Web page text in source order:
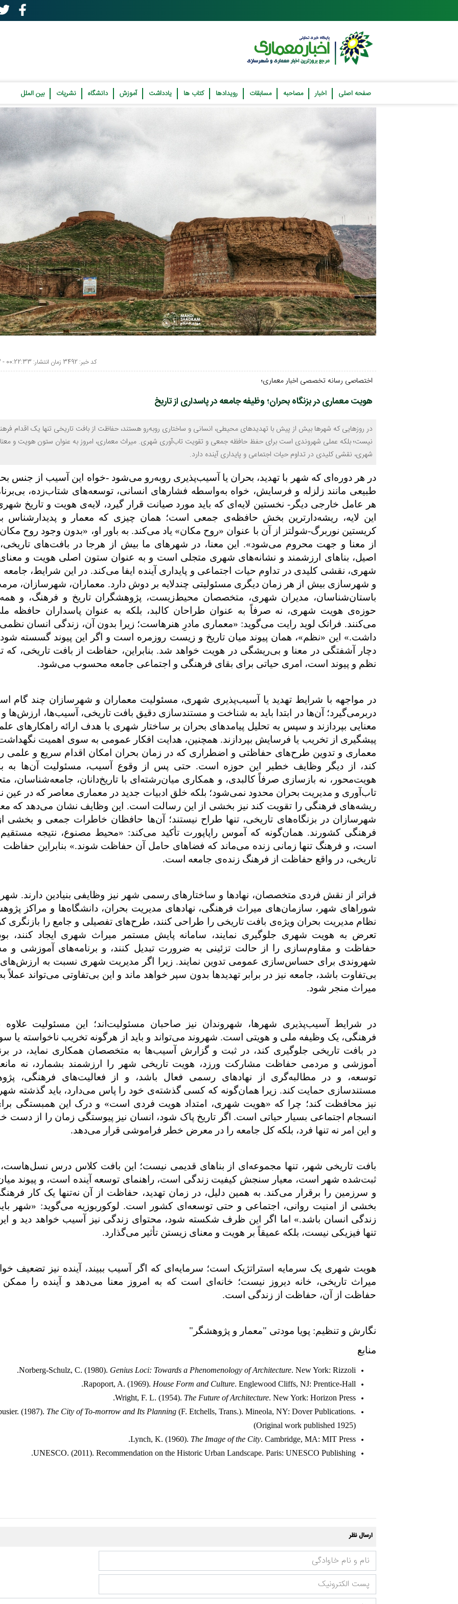
صفحه اصلی اخبار مصاحبه مسابقات رویدادها کتاب ها یادداشت آموزش دانشگاه نشریات بین الملل
کد خبر: 3492 زمان انتشار: 00:22:33 - 1405/01/23
اختصاصی رسانه تخصصی اخبار معماری؛
هویت معماری در بزنگاه بحران؛ وظیفه جامعه در پاسداری از تاریخ
در روزهایی که شهرها بیش از پیش با تهدیدهای محیطی، انسانی و ساختاری روبه‌رو هستند، حفاظت از بافت تاریخی تنها یک اقدام
نیست؛ بلکه عملی شهروندی است برای حفظ حافظه جمعی و تقویت تاب‌آوری شهری. میراث معماری، امروز به عنوان ستون هویت و
شهری، نقشی کلیدی در تداوم حیات اجتماعی و پایداری آینده دارد.
در هر دوره‌ای که شهر با تهدید، بحران یا آسیب‌پذیری روبه‌رو می‌شود -خواه این آسیب از جنس
طبیعی مانند زلزله و فرسایش، خواه به‌واسطه فشارهای انسانی، توسعه‌های شتاب‌زده،
هر عامل خارجی دیگر- نخستین لایه‌ای که باید مورد صیانت قرار گیرد، لایه‌ی هویت و تاریخ
این لایه، ریشه‌دارترین بخش حافظه‌ی جمعی است؛ همان چیزی که معمار و پدیدارشناس
کریستین نوربرگ-شولتز از آن با عنوان «روح مکان» یاد می‌کند. به باور او، «بدون وجود روح
از معنا و جهت محروم می‌شود». این معنا، در شهرهای ما بیش از هرجا در بافت‌های
اصیل، بناهای ارزشمند و نشانه‌های شهری متجلی است و به عنوان ستون اصلی هویت و
شهری، نقشی کلیدی در تداوم حیات اجتماعی و پایداری آینده ایفا می‌کند. در این شرایط،
و شهرسازی بیش از هر زمان دیگری مسئولیتی چندلایه بر دوش دارد. معماران، شهرسازان،
باستان‌شناسان، مدیران شهری، متخصصان محیط‌زیست، پژوهشگران تاریخ و فرهنگ، و همه
حوزه‌ی هویت شهری، نه صرفاً به عنوان طراحان کالبد، بلکه به عنوان پاسداران حافظه
می‌کنند. فرانک لوید رایت می‌گوید: «معماری مادرِ هنرهاست؛ زیرا بدون آن، زندگی انسان
داشت.» این «نظم»، همان پیوند میان تاریخ و زیست روزمره است و اگر این پیوند گسسته
دچار آشفتگی در معنا و بی‌ریشگی در هویت خواهد شد. بنابراین، حفاظت از بافت تاریخی، که
نظم و پیوند است، امری حیاتی برای بقای فرهنگی و اجتماعی جامعه محسوب می‌شود.
در مواجهه با شرایط تهدید یا آسیب‌پذیری شهری، مسئولیت معماران و شهرسازان چند گام
دربرمی‌گیرد؛ آن‌ها در ابتدا باید به شناخت و مستندسازی دقیق بافت تاریخی، آسیب‌ها، ارزش‌ها و
معنایی بپردازند و سپس به تحلیل پیامدهای بحران بر ساختار شهری با هدف ارائه راهکارهای
پیشگیری از تخریب یا فرسایش بپردازند. همچنین، هدایت افکار عمومی به سوی اهمیت
معماری و تدوین طرح‌های حفاظتی و اضطراری که در زمان بحران امکان اقدام سریع و علمی
کند، از دیگر وظایف خطیر این حوزه است. حتی پس از وقوع آسیب، مسئولیت آن‌ها به
هویت‌محور، نه بازسازی صرفاً کالبدی، و همکاری میان‌رشته‌ای با تاریخ‌دانان، جامعه‌شناسان،
تاب‌آوری و مدیریت بحران محدود نمی‌شود؛ بلکه خلق ادبیات جدید در معماری معاصر که در عین
ریشه‌های فرهنگی را تقویت کند نیز بخشی از این رسالت است. این وظایف نشان می‌دهد که
شهرسازان در بزنگاه‌های تاریخی، تنها طراح نیستند؛ آن‌ها حافظان خاطرات جمعی و بخشی
فرهنگی کشورند. همان‌گونه که آموس راپاپورت تأکید می‌کند: «محیط مصنوع، نتیجه
است، و فرهنگ تنها زمانی زنده می‌ماند که فضاهای حامل آن حفاظت شوند.» بنابراین حفاظت
تاریخی، در واقع حفاظت از فرهنگ زنده‌ی جامعه است.
فراتر از نقش فردی متخصصان، نهادها و ساختارهای رسمی شهر نیز وظایفی بنیادین دارند.
شوراهای شهر، سازمان‌های میراث فرهنگی، نهادهای مدیریت بحران، دانشگاه‌ها و مراکز
نظام مدیریت بحران ویژه‌ی بافت تاریخی را طراحی کنند، طرح‌های تفصیلی و جامع را بازنگری
تعرض به هویت شهری جلوگیری نمایند، سامانه پایش مستمر میراث شهری ایجاد کنند،
حفاظت و مقاوم‌سازی را از حالت تزئینی به ضرورت تبدیل کنند، و برنامه‌های آموزشی و
شهروندی برای حساس‌سازی عمومی تدوین نمایند. زیرا اگر مدیریت شهری نسبت به ارزش‌های
بی‌تفاوت باشد، جامعه نیز در برابر تهدیدها بدون سپر خواهد ماند و این بی‌تفاوتی می‌تواند عملاً
میراث منجر شود.
در شرایط آسیب‌پذیری شهرها، شهروندان نیز صاحبان مسئولیت‌اند؛ این مسئولیت علاوه
فرهنگی، یک وظیفه ملی و هویتی است. شهروند می‌تواند و باید از هرگونه تخریب ناخواسته یا
در بافت تاریخی جلوگیری کند، در ثبت و گزارش آسیب‌ها به متخصصان همکاری نماید، در
آموزشی و مردمی حفاظت مشارکت ورزد، هویت تاریخی شهر را ارزشمند بشمارد، نه
توسعه، و در مطالبه‌گری از نهادهای رسمی فعال باشد، و از فعالیت‌های فرهنگی،
مستندسازی حمایت کند. زیرا همان‌گونه که کسی گذشته‌ی خود را پاس می‌دارد، باید گذشته‌ شهر
نیز محافظت کند؛ چرا که «هویت شهری، امتداد هویت فردی است» و درک این همبستگی
انسجام اجتماعی بسیار حیاتی است. اگر تاریخ پاک شود، انسان نیز پیوستگی زمان را از دست
و این امر نه تنها فرد، بلکه کل جامعه را در معرض خطر فراموشی قرار می‌دهد.
بافت تاریخی شهر، تنها مجموعه‌ای از بناهای قدیمی نیست؛ این بافت کلاس درس
ثبت‌شده شهر است، معیار سنجش کیفیت زندگی است، راهنمای توسعه آینده است، و پیوند
و سرزمین را برقرار می‌کند. به همین دلیل، در زمان تهدید، حفاظت از آن نه‌تنها یک کار
بخشی از امنیت روانی، اجتماعی و حتی توسعه‌ای کشور است. لوکوربوزیه می‌گوید: «شهر
زندگی انسان باشد.» اما اگر این ظرف شکسته شود، محتوای زندگی نیز آسیب خواهد دید و
تنها فیزیکی نیست، بلکه عمیقاً بر هویت و معنای زیستن تأثیر می‌گذارد.
هویت شهری یک سرمایه استراتژیک است؛ سرمایه‌ای که اگر آسیب ببیند، آینده نیز تضعیف
میراث تاریخی، خانه دیروز نیست؛ خانه‌ای است که به امروز معنا می‌دهد و آینده را
حفاظت از آن، حفاظت از زندگی است.
نگارش و تنظیم: پویا مودتی "معمار و پژوهشگر"
منابع
Norberg-Schulz, C. (1980). Genius Loci: Towards a Phenomenology of Architecture. New York: Rizzoli.
Rapoport, A. (1969). House Form and Culture. Englewood Cliffs, NJ: Prentice-Hall.
Wright, F. L. (1954). The Future of Architecture. New York: Horizon Press.
(1987). The City of To-morrow and Its Planning (F. Etchells, Trans.). Mineola, NY: Dover Publications.
(Original work published 1925)
Lynch, K. (1960). The Image of the City. Cambridge, MA: MIT Press.
UNESCO. (2011). Recommendation on the Historic Urban Landscape. Paris: UNESCO Publishing.
ارسال نظر